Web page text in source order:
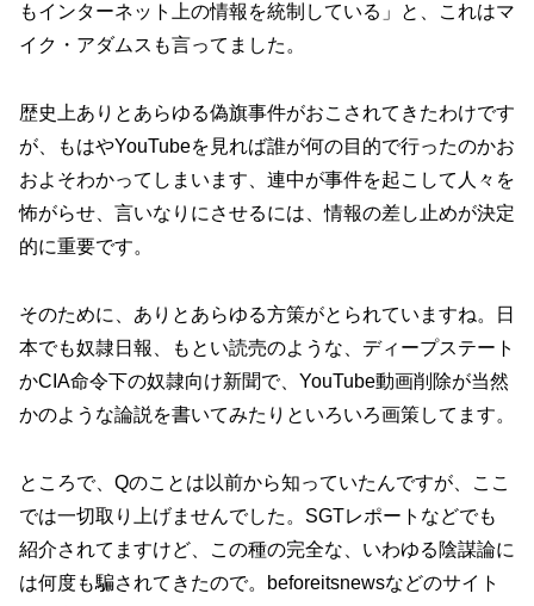
もインターネット上の情報を統制している」と、これはマ
イク・アダムスも言ってました。
歴史上ありとあらゆる偽旗事件がおこされてきたわけです
が、もはやYouTubeを見れば誰が何の目的で行ったのかお
およそわかってしまいます、連中が事件を起こして人々を
怖がらせ、言いなりにさせるには、情報の差し止めが決定
的に重要です。
そのために、ありとあらゆる方策がとられていますね。日
本でも奴隷日報、もとい読売のような、ディープステート
かCIA命令下の奴隷向け新聞で、YouTube動画削除が当然
かのような論説を書いてみたりといろいろ画策してます。
ところで、Qのことは以前から知っていたんですが、ここ
では一切取り上げませんでした。SGTレポートなどでも
紹介されてますけど、この種の完全な、いわゆる陰謀論に
は何度も騙されてきたので。beforeitsnewsなどのサイト